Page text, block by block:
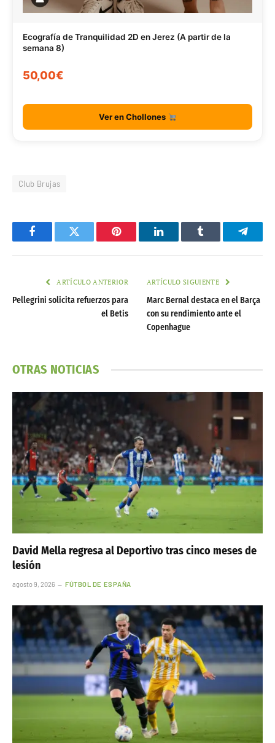
Ecografía de Tranquilidad 2D en Jerez (A partir de la
semana 8)
50,00€
Ver en Chollones
Club Brujas
FacebookTwitter Pinterest LinkedInTumblr
ARTÍCULO ANTERIOR
Pellegrini solicita refuerzos para
el Betis
ARTÍCULO SIGUIENTE
Marc Bernal destaca en el Barça
con su rendimiento ante el
Copenhague
OTRAS NOTICIAS
David Mella regresa al Deportivo tras cinco meses de
lesión
agosto 9, 2026 FÚTBOL DE ESPAÑA